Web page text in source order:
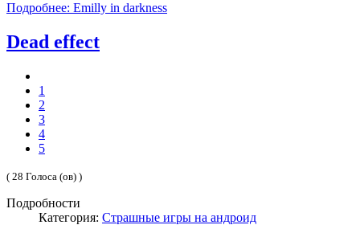
Подробнее: Emilly in darkness
Dead effect
1
2
3
4
5
( 28 Голоса (ов) )
Подробности
Категория: Страшные игры на андроид